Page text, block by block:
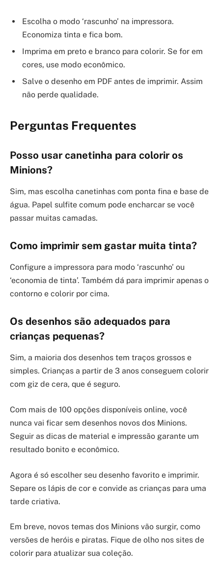
Escolha o modo ‘rascunho’ na impressora.
Economiza tinta e fica bom.
Imprima em preto e branco para colorir. Se for em
cores, use modo econômico.
Salve o desenho em PDF antes de imprimir. Assim
não perde qualidade.
Perguntas Frequentes
Posso usar canetinha para colorir os
Minions?
Sim, mas escolha canetinhas com ponta fina e base de
água. Papel sulfite comum pode encharcar se você
passar muitas camadas.
Como imprimir sem gastar muita tinta?
Configure a impressora para modo ‘rascunho’ ou
‘economia de tinta’. Também dá para imprimir apenas o
contorno e colorir por cima.
Os desenhos são adequados para
crianças pequenas?
Sim, a maioria dos desenhos tem traços grossos e
simples. Crianças a partir de 3 anos conseguem colorir
com giz de cera, que é seguro.
Com mais de 100 opções disponíveis online, você
nunca vai ficar sem desenhos novos dos Minions.
Seguir as dicas de material e impressão garante um
resultado bonito e econômico.
Agora é só escolher seu desenho favorito e imprimir.
Separe os lápis de cor e convide as crianças para uma
tarde criativa.
Em breve, novos temas dos Minions vão surgir, como
versões de heróis e piratas. Fique de olho nos sites de
colorir para atualizar sua coleção.